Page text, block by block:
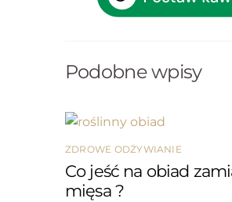
Podobne wpisy
ZDROWE ODŻYWIANIE
Co jeść na obiad
mięsa ?